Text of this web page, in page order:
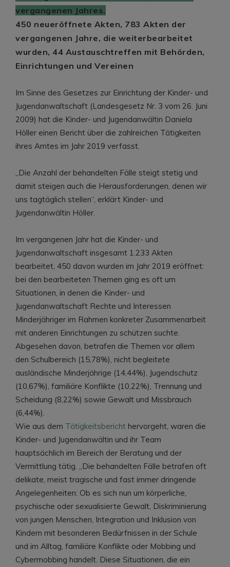
vergangenen Jahres.
450 neueröffnete Akten, 783 Akten der
vergangenen Jahre, die weiterbearbeitet
wurden, 44 Austauschtreffen mit Behörden,
Einrichtungen und Vereinen
Im Sinne des Gesetzes zur Einrichtung der Kinder- und
Jugendanwaltschaft (Landesgesetz Nr. 3 vom 26. Juni
2009) hat die Kinder- und Jugendanwältin Daniela
Höller einen Bericht über die zahlreichen Tätigkeiten
ihres Amtes im Jahr 2019 verfasst.
„Die Anzahl der behandelten Fälle steigt stetig und
damit steigen auch die Herausforderungen, denen wir
uns tagtäglich stellen“, erklärt Kinder- und
Jugendanwältin Höller.
Im vergangenen Jahr hat die Kinder- und
Jugendanwaltschaft insgesamt 1.233 Akten
bearbeitet, 450 davon wurden im Jahr 2019 eröffnet:
bei den bearbeiteten Themen ging es oft um
Situationen, in denen die Kinder- und
Jugendanwaltschaft Rechte und Interessen
Minderjähriger im Rahmen konkreter Zusammenarbeit
mit anderen Einrichtungen zu schützen suchte.
Abgesehen davon, betrafen die Themen vor allem
den Schulbereich (15,78%), nicht begleitete
ausländische Minderjährige (14,44%), Jugendschutz
(10,67%), familiäre Konflikte (10,22%), Trennung und
Scheidung (8,22%) sowie Gewalt und Missbrauch
(6,44%).
Wie aus dem Tätigkeitsbericht hervorgeht, waren die
Kinder- und Jugendanwältin und ihr Team
hauptsächlich im Bereich der Beratung und der
Vermittlung tätig. „Die behandelten Fälle betrafen oft
delikate, meist tragische und fast immer dringende
Angelegenheiten: Ob es sich nun um körperliche,
psychische oder sexualisierte Gewalt, Diskriminierung
von jungen Menschen, Integration und Inklusion von
Kindern mit besonderen Bedürfnissen in der Schule
und im Alltag, familiäre Konflikte oder Mobbing und
Cybermobbing handelt. Diese Situationen, die ein